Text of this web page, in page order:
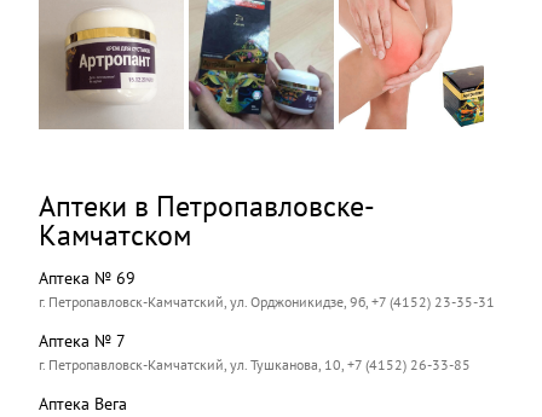
Аптеки в Петропавловске-
Камчатском
Аптека № 69
г. Петропавловск-Камчатский, ул. Орджоникидзе, 9б, +7 (4152) 23-35-31
Аптека № 7
г. Петропавловск-Камчатский, ул. Тушканова, 10, +7 (4152) 26-33-85
Аптека Вега